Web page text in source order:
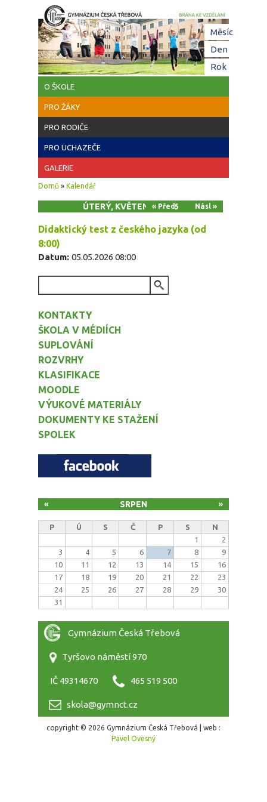
Přejít k hlavnímu obsahu
O ŠKOLE
PRO ŽÁKY
PRO RODIČE
PRO UCHAZEČE
GALERIE
Jste zde
Domů » Kalendář
ÚTERÝ, KVĚTEN 5, 2026
« Před Násl »
Didaktický test z českého jazyka (od
8:00)
Datum: 05.05.2026 08:00
KONTAKTY
ŠKOLA V MÉDIÍCH
SUPLOVÁNÍ
ROZVRHY
KLASIFIKACE
MOODLE
VÝUKOVÉ MATERIÁLY
DOKUMENTY KE STAŽENÍ
SPOLEK
SRPEN
« »
P Ú S Č P S
N
1
2
3
4 5 6 7 8
9
10
11 12 13 14 15
16
17
18 19 20 21 22
23
24
25 26 27 28 29
30
31
Gymnázium Česká Třebová
Tyršovo náměstí 970
IČ 49314670 465 519 500
skola@gymnct.cz
copyright © 2026 Gymnázium Česká Třebová | web :
Pavel Ovesný
Měsíc
Den(aktivní
Rok